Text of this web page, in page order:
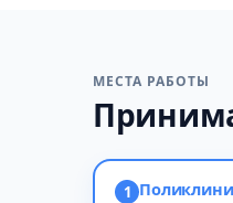
МЕСТА РАБОТЫ
1